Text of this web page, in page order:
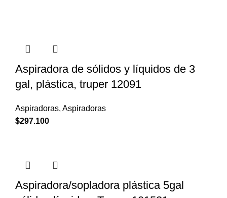
Aspiradora de sólidos y líquidos de 3
gal, plástica, truper 12091
Aspiradoras, Aspiradoras
$297.100
Aspiradora/sopladora plástica 5gal